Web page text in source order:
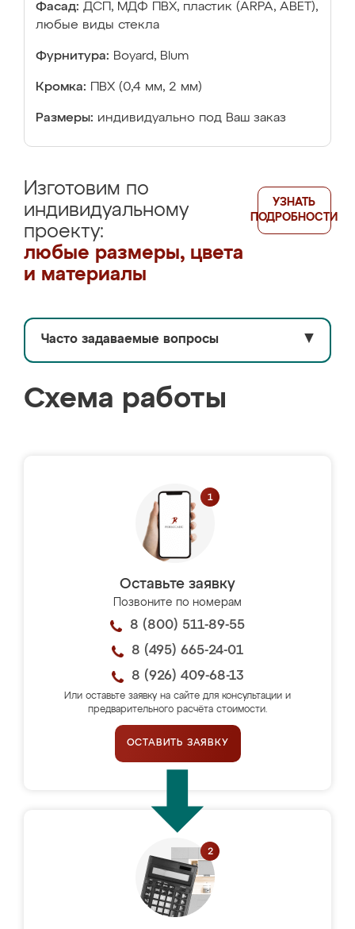
Фасад: ДСП, МДФ ПВХ, пластик (ARPA, ABET),
любые виды стекла
Фурнитура: Boyard, Blum
Кромка: ПВХ (0,4 мм, 2 мм)
Размеры: индивидуально под Ваш заказ
Изготовим по
индивидуальному
проекту:
любые размеры, цвета
и материалы
УЗНАТЬ
ПОДРОБНОСТИ
Часто задаваемые вопросы ▼
Схема работы
Оставьте заявку
Позвоните по номерам
8 (800) 511-89-55
8 (495) 665-24-01
8 (926) 409-68-13
Или оставьте заявку на сайте для консультации и
предварительного расчёта стоимости.
ОСТАВИТЬ ЗАЯВКУ